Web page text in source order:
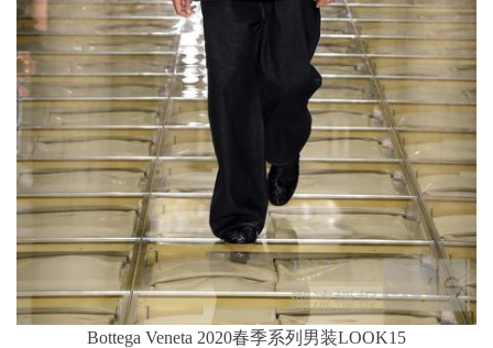
Bottega Veneta 2020春季系列男装LOOK15